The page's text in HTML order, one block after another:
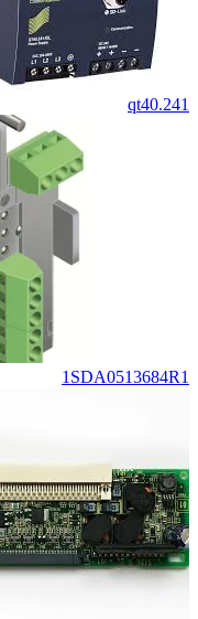
qt40.241
1SDA0513684R1